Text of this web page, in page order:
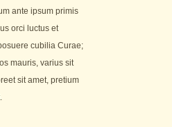
ante ipsum primis
orci luctus et
cubilia Curae;
mauris, varius sit
sit amet, pretium